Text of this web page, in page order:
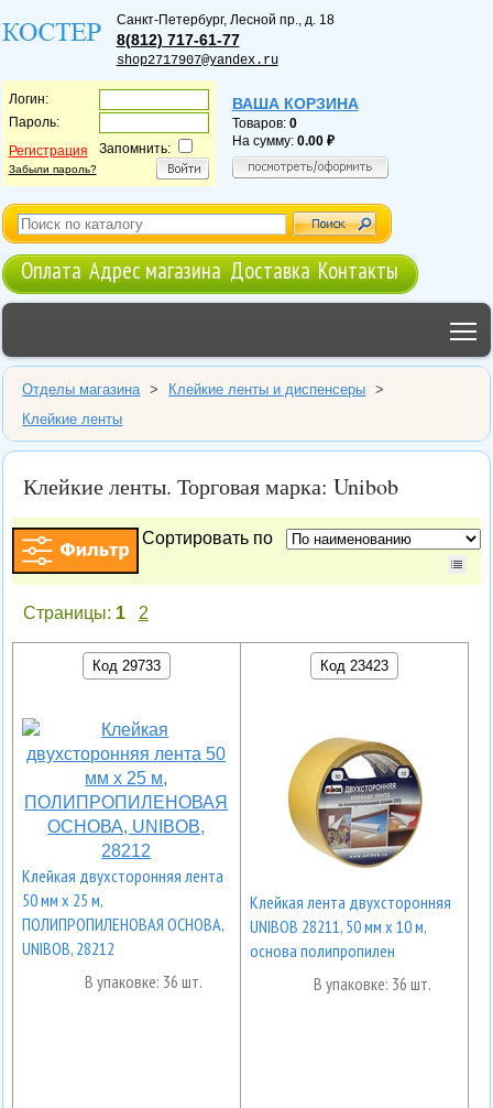
Санкт-Петербург, Лесной пр., д. 18
8(812) 717-61-77
shop2717907@yandex.ru
Логин:
Пароль:
Регистрация
Забыли пароль?
Запомнить:
ВАША КОРЗИНА
Товаров: 0
На сумму: 0.00
Оплата Адрес магазина Доставка Контакты
Отделы магазина > Клейкие ленты и диспенсеры
>
Клейкие ленты
Клейкие ленты. Торговая марка: Unibob
Сортировать по
Страницы: 1 2
Код 29733
Клейкая двухсторонняя лента
50 мм х 25 м,
ПОЛИПРОПИЛЕНОВАЯ ОСНОВА,
UNIBOB, 28212
В упаковке: 36 шт.
Код 23423
Клейкая лента двухсторонняя
UNIBOB 28211, 50 мм х 10 м,
основа полипропилен
В упаковке: 36 шт.